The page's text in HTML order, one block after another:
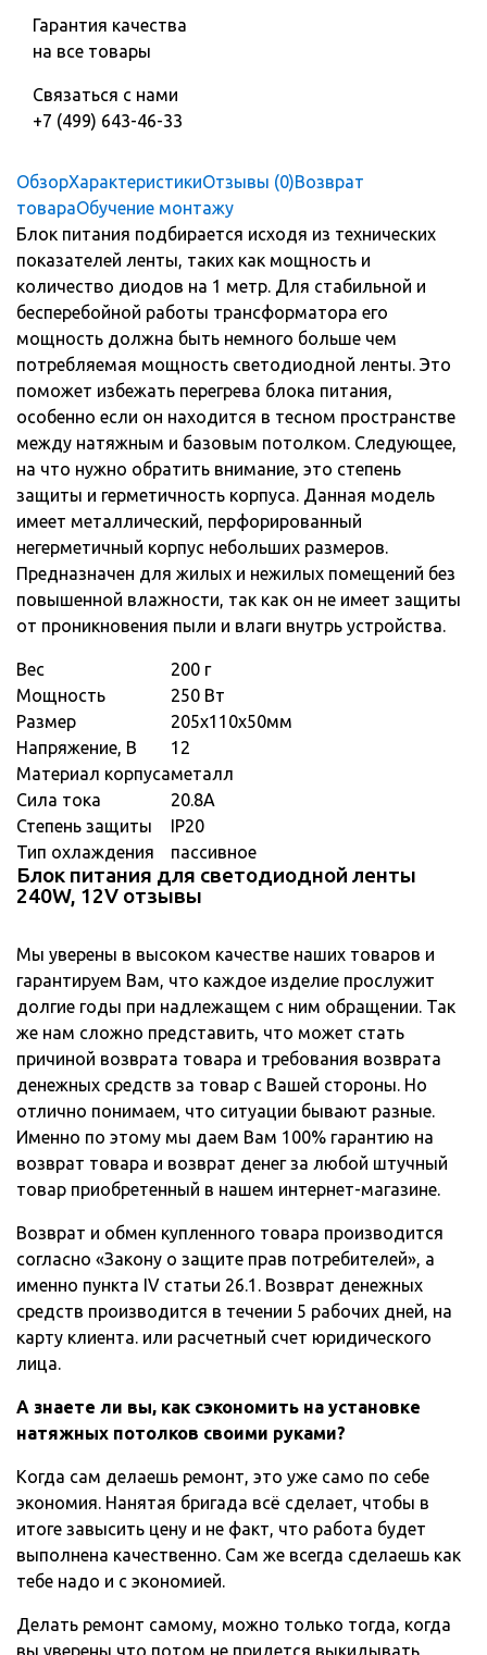
Гарантия качества
на все товары
Связаться с нами
+7 (499) 643-46-33
ОбзорХарактеристикиОтзывы (0)Возврат
товараОбучение монтажу
Блок питания подбирается исходя из технических
показателей ленты, таких как мощность и
количество диодов на 1 метр. Для стабильной и
бесперебойной работы трансформатора его
мощность должна быть немного больше чем
потребляемая мощность светодиодной ленты. Это
поможет избежать перегрева блока питания,
особенно если он находится в тесном пространстве
между натяжным и базовым потолком. Следующее,
на что нужно обратить внимание, это степень
защиты и герметичность корпуса. Данная модель
имеет металлический, перфорированный
негерметичный корпус небольших размеров.
Предназначен для жилых и нежилых помещений без
повышенной влажности, так как он не имеет защиты
от проникновения пыли и влаги внутрь устройства.
Вес
200 г
Мощность
250 Вт
Размер
205х110х50мм
Напряжение, В
12
Материал корпусаметалл
Сила тока
20.8A
Степень защиты
IP20
Тип охлаждения
пассивное
Блок питания для светодиодной ленты
240W, 12V отзывы
Мы уверены в высоком качестве наших товаров и
гарантируем Вам, что каждое изделие прослужит
долгие годы при надлежащем с ним обращении. Так
же нам сложно представить, что может стать
причиной возврата товара и требования возврата
денежных средств за товар с Вашей стороны. Но
отлично понимаем, что ситуации бывают разные.
Именно по этому мы даем Вам 100% гарантию на
возврат товара и возврат денег за любой штучный
товар приобретенный в нашем интернет-магазине.
Возврат и обмен купленного товара производится
согласно «Закону о защите прав потребителей», а
именно пункта IV статьи 26.1. Возврат денежных
средств производится в течении 5 рабочих дней, на
карту клиента. или расчетный счет юридического
лица.
А знаете ли вы, как сэкономить на установке
натяжных потолков своими руками?
Когда сам делаешь ремонт, это уже само по себе
экономия. Нанятая бригада всё сделает, чтобы в
итоге завысить цену и не факт, что работа будет
выполнена качественно. Сам же всегда сделаешь как
тебе надо и с экономией.
Делать ремонт самому, можно только тогда, когда
вы уверены что потом не придется выкидывать